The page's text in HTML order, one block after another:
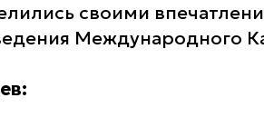
своими
Международного